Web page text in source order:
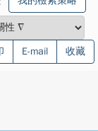
E-mail 收藏